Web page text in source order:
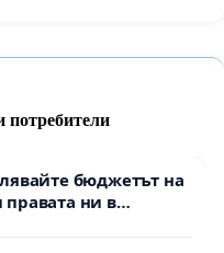
потребители
бюджетът на
правата ни в